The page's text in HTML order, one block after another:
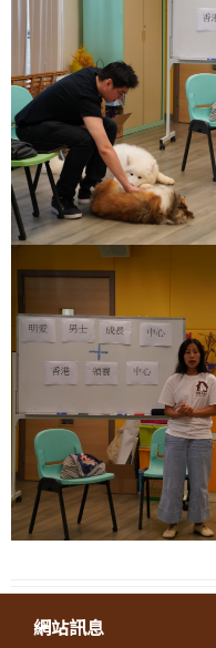
網站訊息